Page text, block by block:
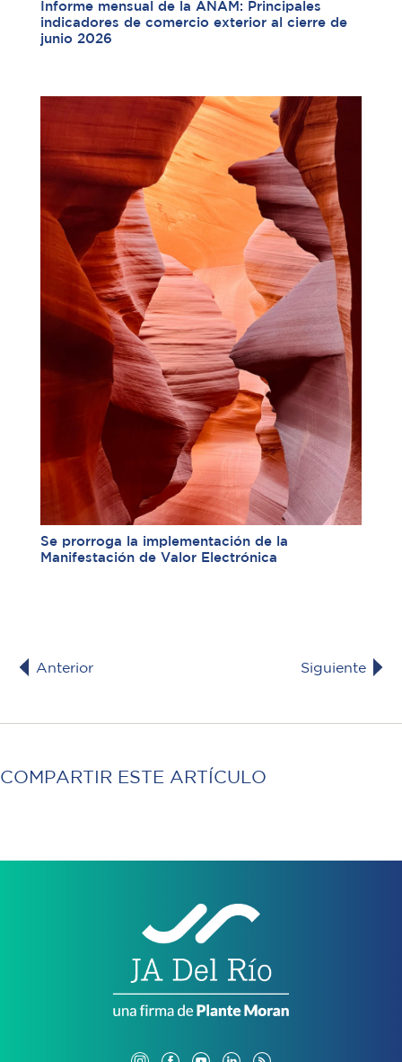
Informe mensual de la ANAM: Principales
indicadores de comercio exterior al cierre de
junio 2026
Se prorroga la implementación de la
Manifestación de Valor Electrónica
Anterior Siguiente
COMPARTIR ESTE ARTÍCULO